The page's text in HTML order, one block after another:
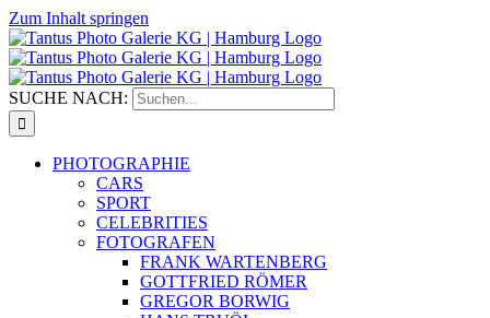
Zum Inhalt springen
SUCHE NACH:
PHOTOGRAPHIE
CARS
SPORT
CELEBRITIES
FOTOGRAFEN
FRANK WARTENBERG
GOTTFRIED RÖMER
GREGOR BORWIG